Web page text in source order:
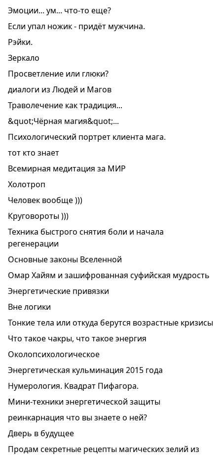
Эмоции... ум... что-то еще?
Если упал ножик - придёт мужчина.
Рэйки.
Зеркало
Просветление или глюки?
диалоги из Людей и Магов
Траволечение как традиция...
&quot;Чёрная магия&quot;...
Психологический портрет клиента мага.
тот кто знает
Всемирная медитация за МИР
Холотроп
Человек вообще )))
Круговороты )))
Техника быстрого снятия боли и начала
регенерации
Основные законы Вселенной
Омар Хайям и зашифрованная суфийская мудрость
Энергетические привязки
Вне логики
Тонкие тела или откуда берутся возрастные кризисы
Что такое чакры, что такое энергия
Околопсихологическое
Энергетическая кульминация 2015 года
Нумерология. Квадрат Пифагора.
Мини-техники энергетической защиты
реинкарнация что вы знаете о ней?
Дверь в будущее
Продам секретные рецепты магических зелий из